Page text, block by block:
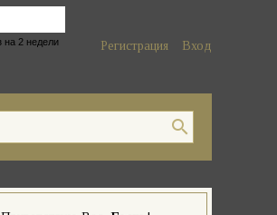
Регистрация Вход